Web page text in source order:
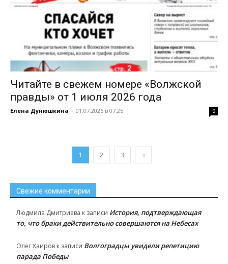
Читайте в свежем номере «Волжской
правды» от 1 июля 2026 года
Елена Дунюшкина - 01.07.2026 в 07:25 0
1 2 3
Свежие комментарии
Людмила Дмитриева к записи История, подтверждающая
то, что браки действительно совершаются на Небесах
Олег Хаиров к записи Волгоградцы увидели репетицию
парада Победы